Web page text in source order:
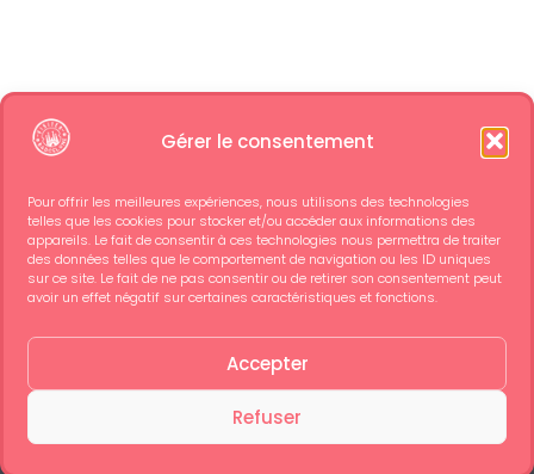
Gérer le consentement
Pour offrir les meilleures expériences, nous utilisons des technologies
telles que les cookies pour stocker et/ou accéder aux informations des
appareils. Le fait de consentir à ces technologies nous permettra de traiter
des données telles que le comportement de navigation ou les ID uniques
sur ce site. Le fait de ne pas consentir ou de retirer son consentement peut
avoir un effet négatif sur certaines caractéristiques et fonctions.
Accepter
Refuser